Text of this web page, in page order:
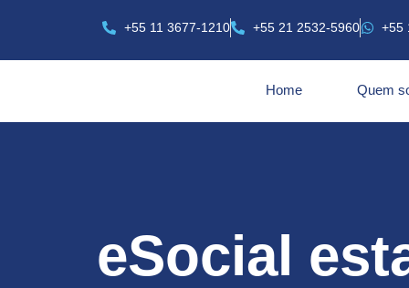
+55 11 3677-1210 +55 21 2532-5960 +55
Home Quem
eSocial